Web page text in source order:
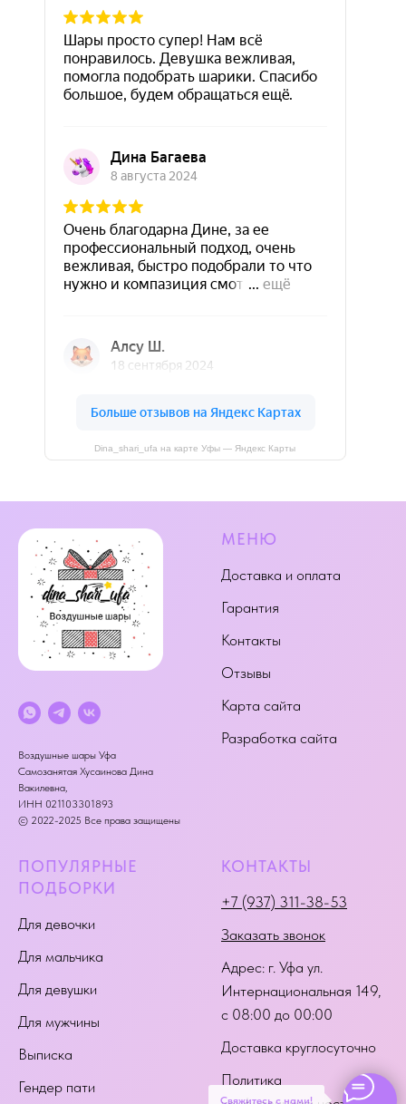
Свяжитесь с нами!
Dina_shari_ufa на карте Уфы — Яндекс Карты
Воздушные шары Уфа
Самозанятая Хусаинова Дина
Вакилевна,
ИНН 021103301893
© 2022-2025 Все права защищены
МЕНЮ
Доставка и оплата
Гарантия
Контакты
Отзывы
Карта сайта
Разработка сайта
ПОПУЛЯРНЫЕ
ПОДБОРКИ
Для девочки
Для мальчика
Для девушки
Для мужчины
Выписка
Гендер пати
КОНТАКТЫ
+7 (937) 311-38-53
Заказать звонок
Адрес: г. Уфа ул.
Интернациональная 149,
с 08:00 до 00:00
Доставка круглосуточно
Политика